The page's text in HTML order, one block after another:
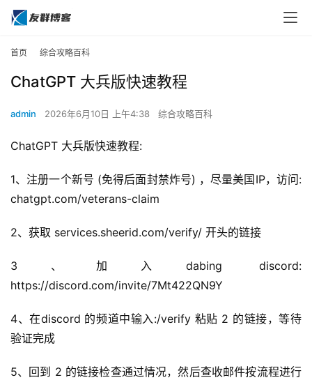
首页 综合攻略百科
ChatGPT 大兵版快速教程
admin 2026年6月10日 上午4:38 综合攻略百科
ChatGPT 大兵版快速教程:
1、注册一个新号 (免得后面封禁炸号) ，尽量美国IP，访问:
chatgpt.com/veterans-claim
2、获取 services.sheerid.com/verify/ 开头的链接
3、加入dabing discord:
https://discord.com/invite/7Mt422QN9Y
4、在discord 的频道中输入:/verify 粘贴 2 的链接，等待
验证完成
5、回到 2 的链接检查通过情况，然后查收邮件按流程进行